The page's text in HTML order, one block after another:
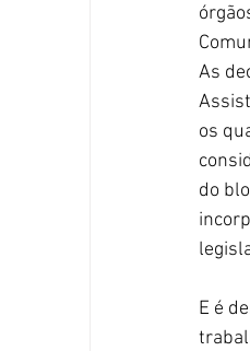
As
os
do
E é